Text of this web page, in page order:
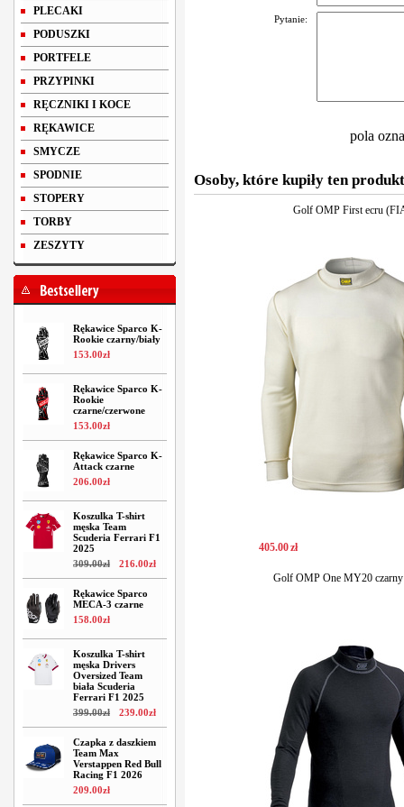
PLECAKI
PODUSZKI
PORTFELE
PRZYPINKI
RĘCZNIKI I KOCE
RĘKAWICE
SMYCZE
SPODNIE
STOPERY
TORBY
ZESZYTY
Rękawice Sparco K-
Rookie czarny/biały
153.00zł
Rękawice Sparco K-
Rookie
czarne/czerwone
153.00zł
Rękawice Sparco K-
Attack czarne
206.00zł
Koszulka T-shirt
męska Team
Scuderia Ferrari F1
2025
309.00zł 216.00zł
Rękawice Sparco
MECA-3 czarne
158.00zł
Koszulka T-shirt
męska Drivers
Oversized Team
biała Scuderia
Ferrari F1 2025
399.00zł 239.00zł
Czapka z daszkiem
Team Max
Verstappen Red Bull
Racing F1 2026
209.00zł
Pytanie:
pola
Osoby, które kupiły ten
Golf OMP First ecru
405.00zł
Golf OMP One MY20